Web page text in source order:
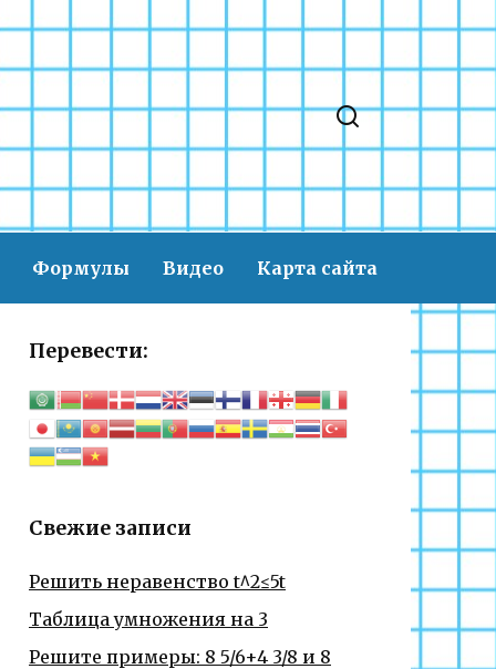
Формулы Видео Карта сайта
Перевести:
Свежие записи
Решить неравенство t^2≤5t
Таблица умножения на 3
Решите примеры: 8 5/6+4 3/8 и 8